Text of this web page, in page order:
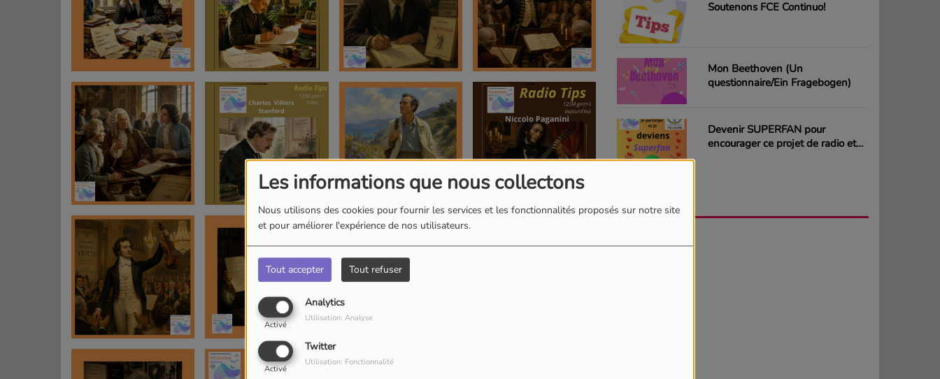
Les informations que nous collectons
Nous utilisons des cookies pour fournir les services et les fonctionnalités proposés sur notre site
et pour améliorer l'expérience de nos utilisateurs.
Tout accepter Tout refuser
Analytics
Activé
Utilisation: Analyse
Twitter
Activé
Utilisation: Fonctionnalité
Soutenons FCE Continuo!
Mon Beethoven (Un
questionnaire/Ein Fragebogen)
Devenir SUPERFAN pour
encourager ce projet de radio et
AGENDA